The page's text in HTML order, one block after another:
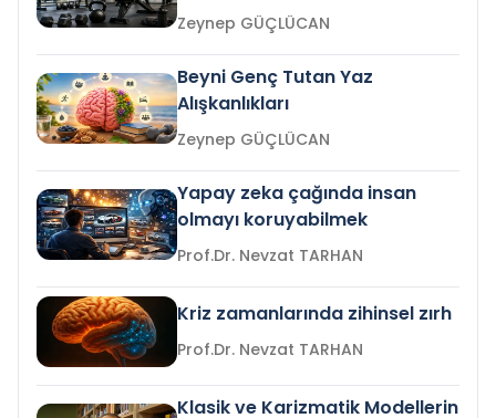
Zeynep GÜÇLÜCAN
Beyni Genç Tutan Yaz
Alışkanlıkları
Zeynep GÜÇLÜCAN
Yapay zeka çağında insan
olmayı koruyabilmek
Prof.Dr. Nevzat TARHAN
Kriz zamanlarında zihinsel zırh
Prof.Dr. Nevzat TARHAN
Klasik ve Karizmatik Modellerin